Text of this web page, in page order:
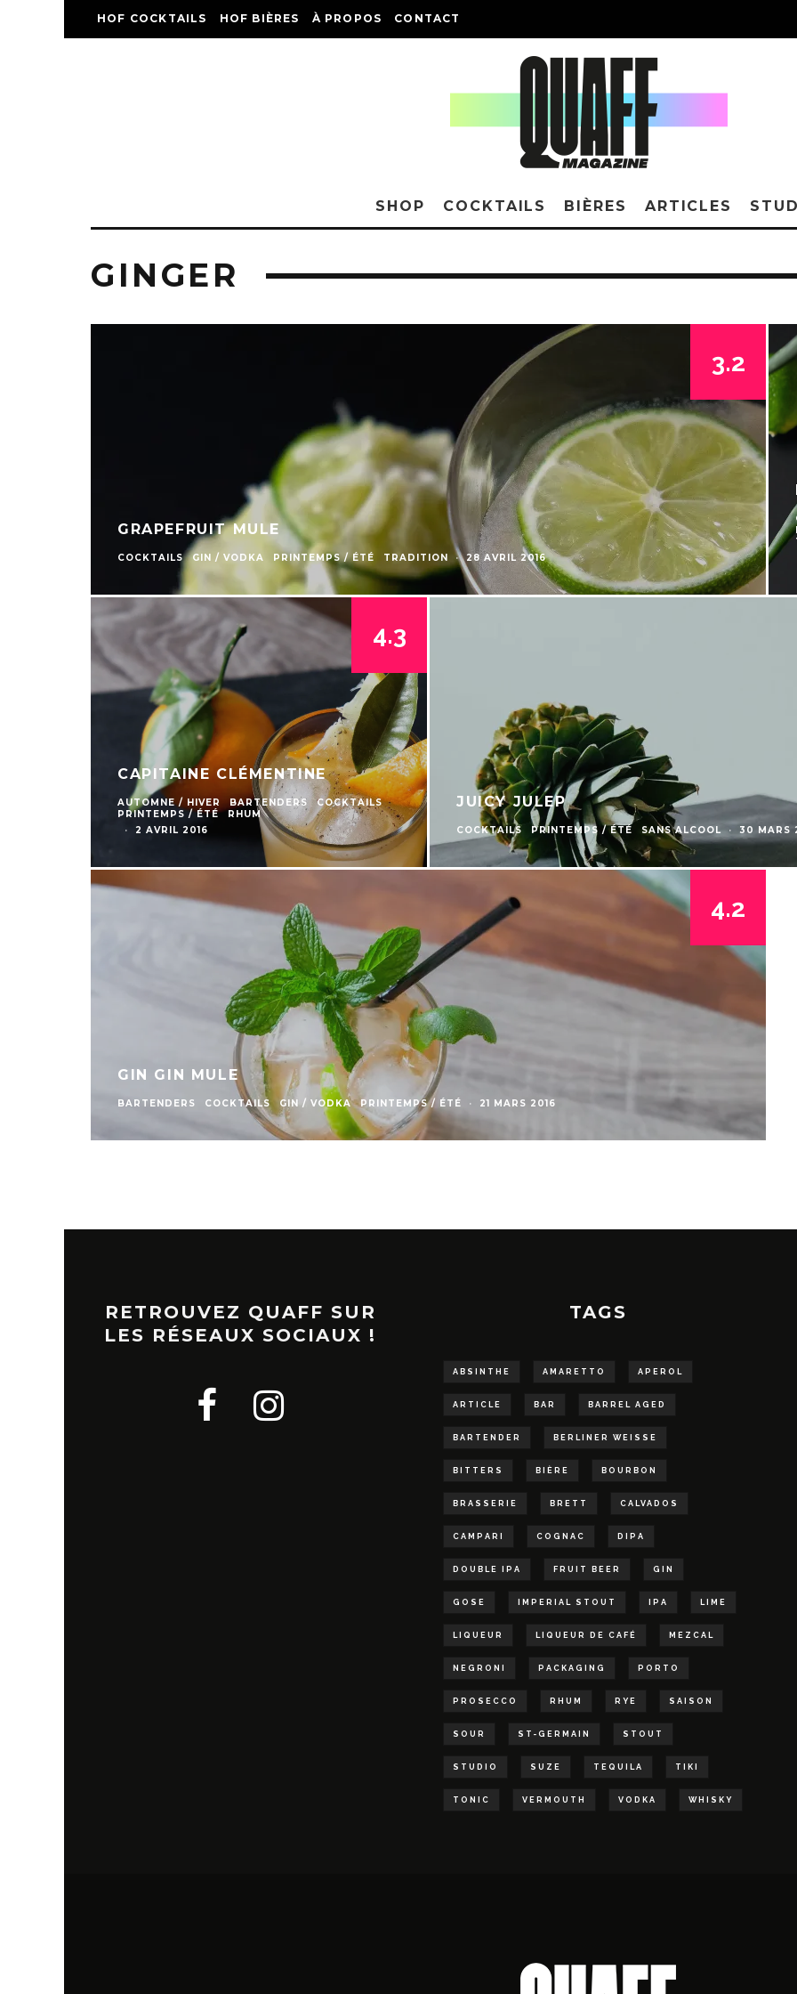
HOF COCKTAILS HOF BIÈRES À PROPOS CONTACT
SHOP COCKTAILS BIÈRES ARTICLES
GINGER
3.2
GRAPEFRUIT MULE
COCKTAILS GIN / VODKA PRINTEMPS / ÉTÉ TRADITION · 28 AVRIL 2016
4.3
CAPITAINE CLÉMENTINE
AUTOMNE / HIVER BARTENDERS
COCKTAILS
PRINTEMPS / ÉTÉ
RHUM
·
2 AVRIL 2016
JUICY JULEP
COCKTAILS PRINTEMPS / ÉTÉ SANS ALCOOL · 30 MARS
4.2
GIN GIN MULE
BARTENDERS COCKTAILS GIN / VODKA PRINTEMPS / ÉTÉ · 21 MARS 2016
RETROUVEZ QUAFF SUR
LES RÉSEAUX SOCIAUX !
TAGS
ABSINTHE AMARETTO APEROL
ARTICLE BAR BARREL AGED
BARTENDER BERLINER WEISSE
BITTERS BIÈRE BOURBON
BRASSERIE BRETT CALVADOS
CAMPARI COGNAC DIPA
DOUBLE IPA FRUIT BEER GIN
GOSE IMPERIAL STOUT IPA LIME
LIQUEUR LIQUEUR DE CAFÉ MEZCAL
NEGRONI PACKAGING PORTO
PROSECCO RHUM RYE SAISON
SOUR ST-GERMAIN STOUT
STUDIO SUZE TEQUILA TIKI
TONIC VERMOUTH VODKA WHISKY